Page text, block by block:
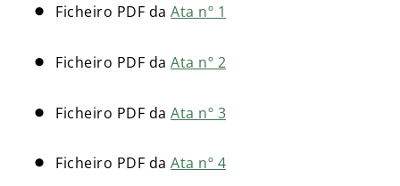
Ficheiro PDF da Ata nº 1
Ficheiro PDF da Ata nº 2
Ficheiro PDF da Ata nº 3
Ficheiro PDF da Ata nº 4